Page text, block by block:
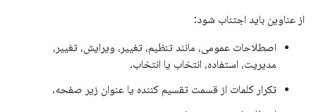
از عناوین باید اجتناب شود:
اصطلاحات عمومی، مانند تنظیم، تغییر، ویرایش، تغییر،
مدیریت، استفاده، انتخاب یا انتخاب.
تکرار کلمات از قسمت تقسیم کننده یا عنوان زیر صفحه.